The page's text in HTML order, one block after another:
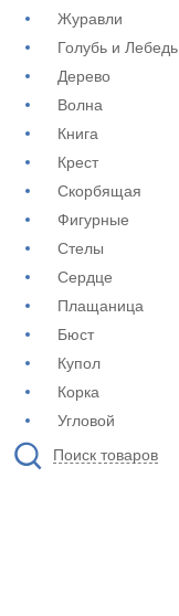
Журавли
Голубь и Лебедь
Дерево
Волна
Книга
Крест
Скорбящая
Фигурные
Стелы
Сердце
Плащаница
Бюст
Купол
Корка
Угловой
Поиск товаров